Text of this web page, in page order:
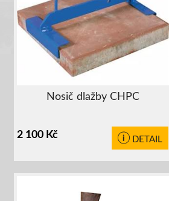
Nosič dlažby CHPC
2 100 Kč DETAIL